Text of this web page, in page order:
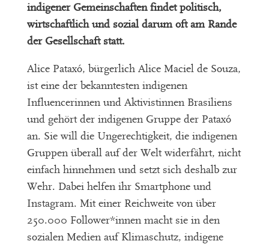
indigener Gemeinschaften findet politisch,
wirtschaftlich und sozial darum oft am Rande
der Gesellschaft statt.
Alice Pataxó, bürgerlich Alice Maciel de Souza,
ist eine der bekanntesten indigenen
Influencerinnen und Aktivistinnen Brasiliens
und gehört der indigenen Gruppe der Pataxó
an. Sie will die Ungerechtigkeit, die indigenen
Gruppen überall auf der Welt widerfährt, nicht
einfach hinnehmen und setzt sich deshalb zur
Wehr. Dabei helfen ihr Smartphone und
Instagram. Mit einer Reichweite von über
250.000 Follower*innen macht sie in den
sozialen Medien auf Klimaschutz, indigene